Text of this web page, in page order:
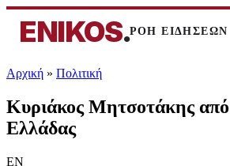
ENIKOS.ΡΟΗ ΕΙΔΗΣΕΩΝ
Αρχική » Πολιτική
Κυριάκος Μητσοτάκης από
Ελλάδας
EN